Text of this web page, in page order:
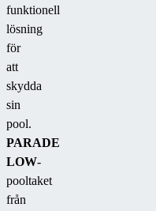
funktionell
lösning
för
att
skydda
sin
pool.
PARADE
LOW-
pooltaket
från